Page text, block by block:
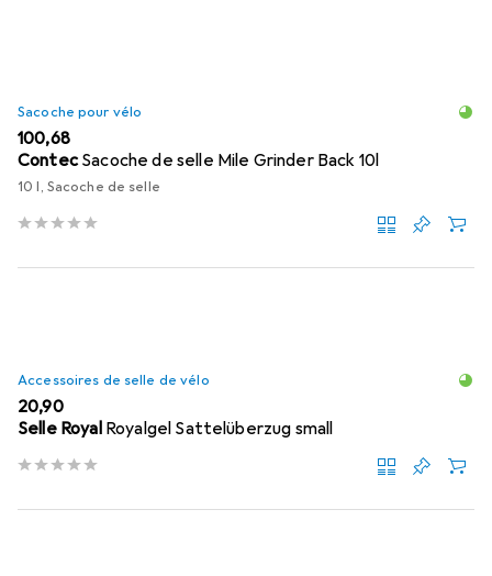
Sacoche pour vélo
EUR
100,68
Contec Sacoche de selle Mile Grinder Back 10l
10 l, Sacoche de selle
Accessoires de selle de vélo
EUR
20,90
Selle Royal Royalgel Sattelüberzug small